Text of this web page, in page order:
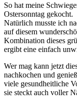
So hat meine
Ostersonntag gekocht.
Natürlich musste ich
auf diesem
Kombination dieses
ergibt eine einfach
Wer mag kann jetzt
nachkochen und
viele gesundheitliche
sie steckt auch voller